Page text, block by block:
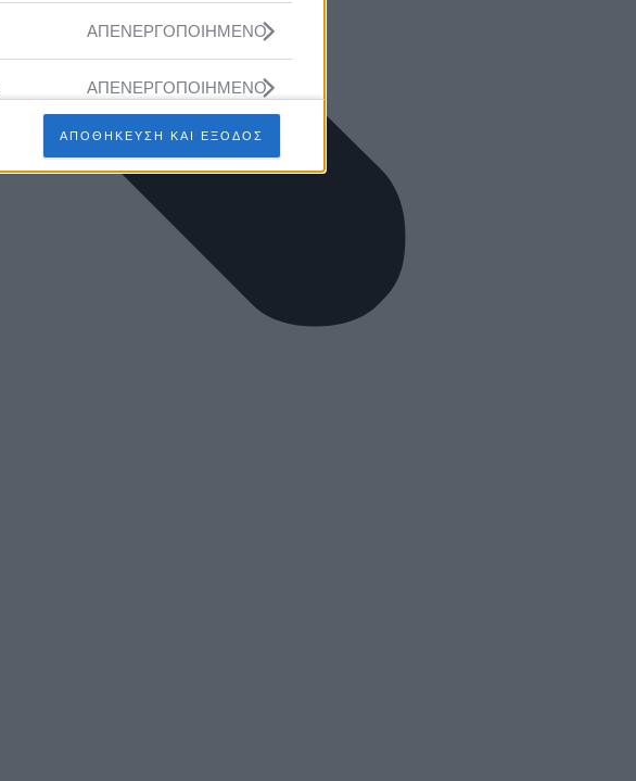
ΑΠΕΝΕΡΓΟΠΟΙΗΜΕΝΟ
ΑΠΕΝΕΡΓΟΠΟΙΗΜΕΝΟ
ΑΠΕΝΕΡΓΟΠΟΙΗΜΕΝΟ
ΑΠΕΝΕΡΓΟΠΟΙΗΜΕΝΟ
ΑΠΕΝΕΡΓΟΠΟΙΗΜΕΝΟ
ΑΠΕΝΕΡΓΟΠΟΙΗΜΕΝΟ
ΑΠΟΘΗΚΕΥΣΗ ΚΑΙ ΕΞΟΔΟΣ